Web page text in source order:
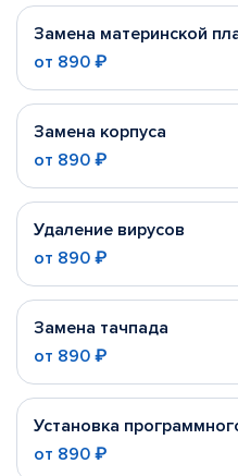
Замена материнской
от 890 ₽
Замена корпуса
от 890 ₽
Удаление вирусов
от 890 ₽
Замена тачпада
от 890 ₽
Установка
от 890 ₽